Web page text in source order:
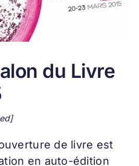
du Livre
de livre est
en auto-édition